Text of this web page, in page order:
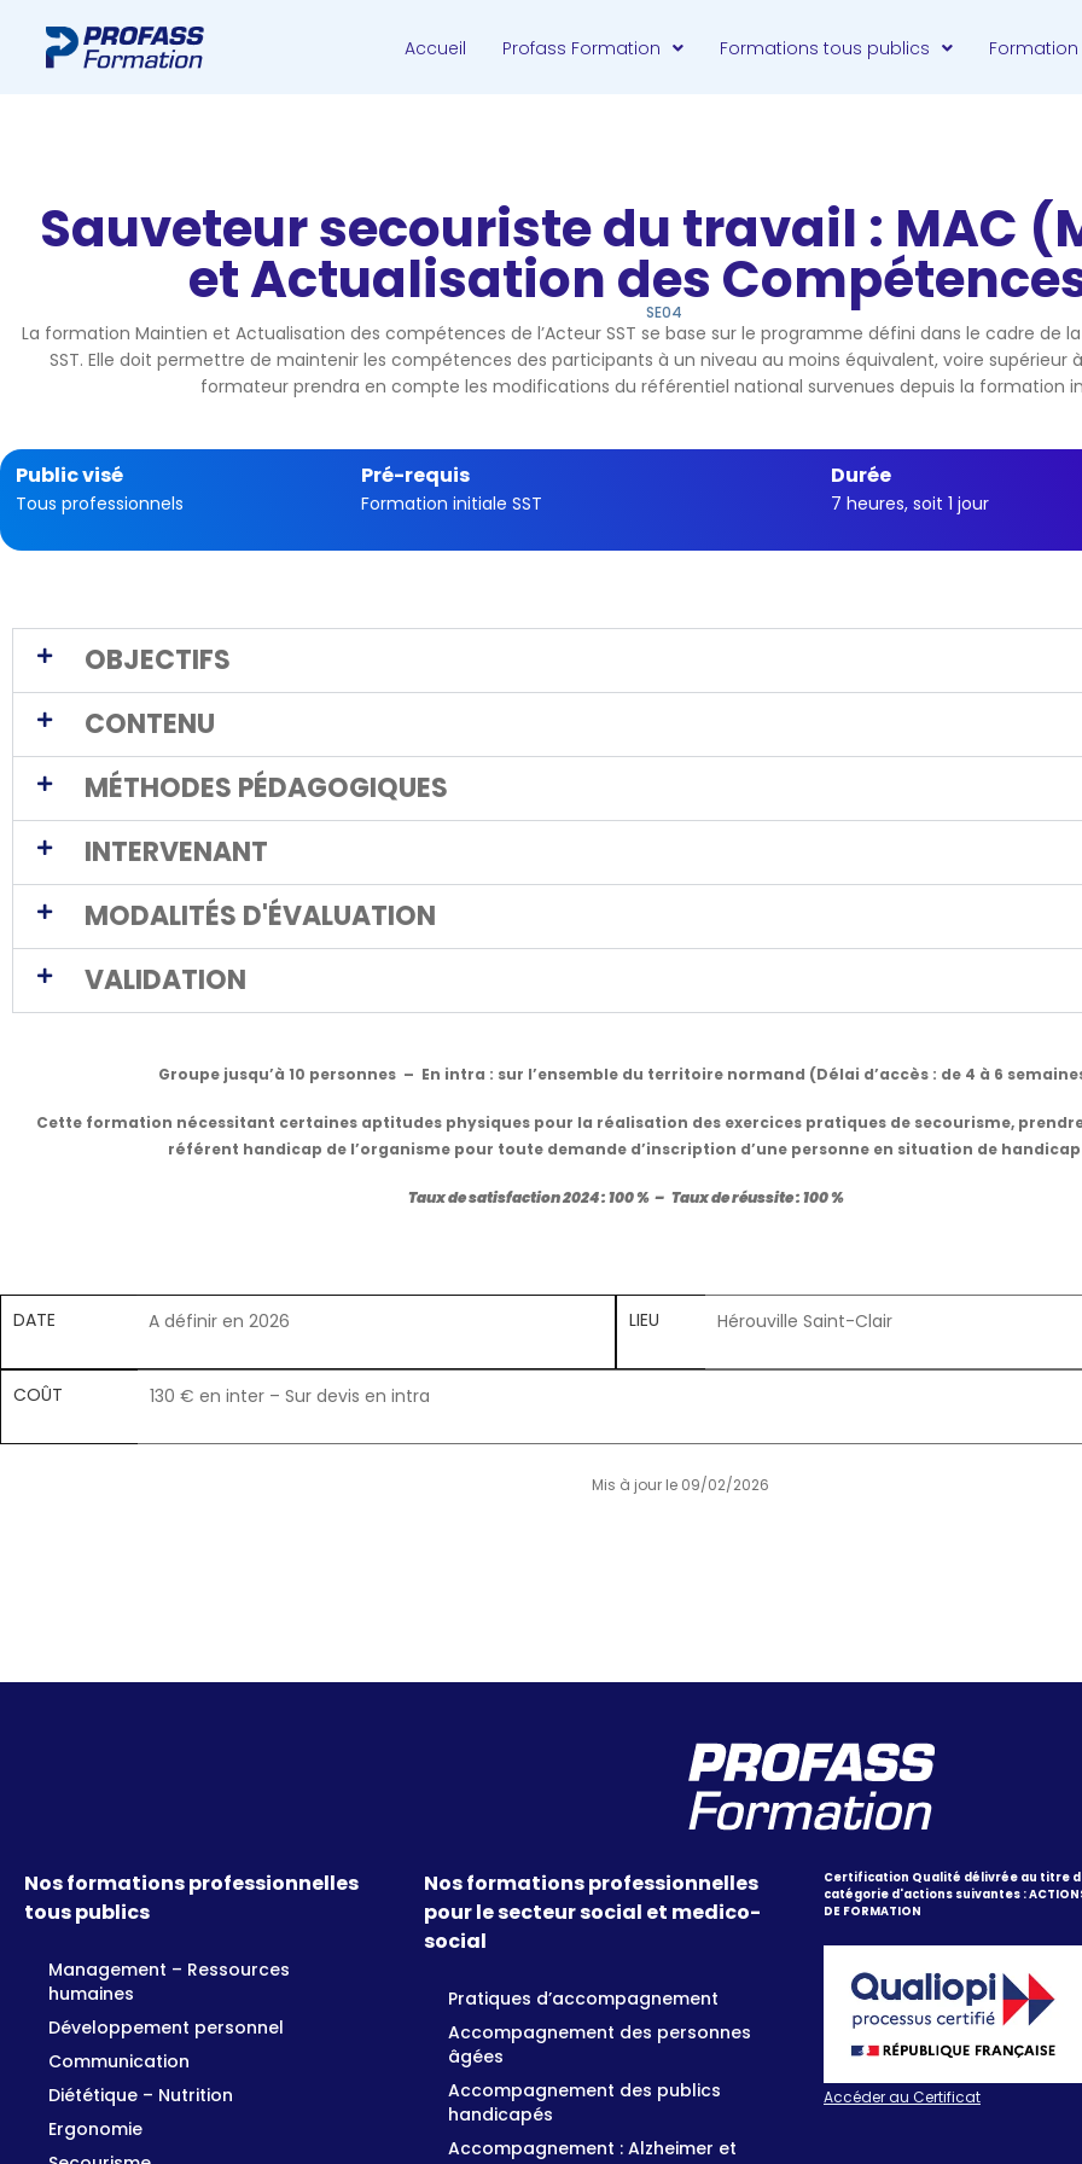
Accueil Profass Formation Formations tous publics
Sauveteur secouriste du travail : MAC
et Actualisation des
SE04
La formation Maintien et Actualisation des compétences de l’Acteur SST se base sur le programme défini dans le cadre de
SST. Elle doit permettre de maintenir les compétences des participants à un niveau au moins équivalent, voire supérieur
formateur prendra en compte les modifications du référentiel national survenues depuis la formation
Public visé
Tous professionnels
Pré-requis
Formation initiale SST
Durée
7 heures, soit 1 jour
OBJECTIFS
CONTENU
MÉTHODES PÉDAGOGIQUES
INTERVENANT
MODALITÉS D'ÉVALUATION
VALIDATION
Groupe jusqu’à 10 personnes – En intra : sur l’ensemble du territoire normand (Délai d’accès : de 4 à 6
Cette formation nécessitant certaines aptitudes physiques pour la réalisation des exercices pratiques de secourisme,
référent handicap de l’organisme pour toute demande d’inscription d’une personne en situation de
Taux de satisfaction 2024 : 100 % – Taux de réussite : 100 %
DATE A définir en 2026 LIEU Hérouville Saint-Clair
COÛT 130 € en inter – Sur devis en intra
Mis à jour le 09/02/2026
Nos formations professionnelles
tous publics
Management – Ressources
humaines
Développement personnel
Communication
Diététique – Nutrition
Ergonomie
Nos formations professionnelles
pour le secteur social et medico-
social
Pratiques d’accompagnement
Accompagnement des personnes
âgées
Accompagnement des publics
handicapés
Accompagnement : Alzheimer et
Certification Qualité délivrée au titre
catégorie d'actions suivantes :
DE FORMATION
Accéder au Certificat